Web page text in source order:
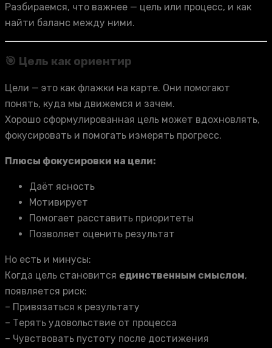
Разбираемся, что важнее — цель или процесс, и как
найти баланс между ними.
🎯 Цель как ориентир
Цели — это как флажки на карте. Они помогают
понять, куда мы движемся и зачем.
Хорошо сформулированная цель может вдохновлять,
фокусировать и помогать измерять прогресс.
Плюсы фокусировки на цели:
Даёт ясность
Мотивирует
Помогает расставить приоритеты
Позволяет оценить результат
Но есть и минусы:
Когда цель становится единственным смыслом,
появляется риск:
– Привязаться к результату
– Терять удовольствие от процесса
– Чувствовать пустоту после достижения